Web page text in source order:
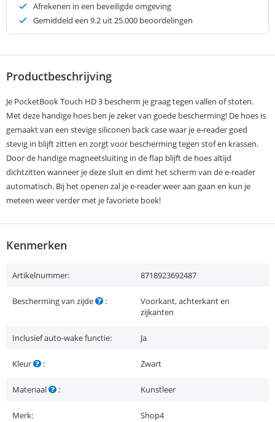
Afrekenen in een beveiligde omgeving
Gemiddeld een 9.2 uit 25.000 beoordelingen
Productbeschrijving
Je PocketBook Touch HD 3 bescherm je graag tegen vallen of stoten.
Met deze handige hoes ben je zeker van goede bescherming! De hoes is
gemaakt van een stevige siliconen back case waar je e-reader goed
stevig in blijft zitten en zorgt voor bescherming tegen stof en krassen.
Door de handige magneetsluiting in de flap blijft de hoes altijd
dichtzitten wanneer je deze sluit en dimt het scherm van de e-reader
automatisch. Bij het openen zal je e-reader weer aan gaan en kun je
meteen weer verder met je favoriete boek!
Kenmerken
Artikelnummer: 8718923692487
Bescherming van zijde :
Voorkant, achterkant en
zijkanten
Inclusief auto-wake functie: Ja
Kleur : Zwart
Materiaal : Kunstleer
Merk: Shop4